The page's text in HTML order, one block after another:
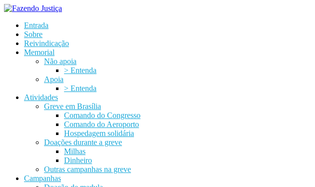
Entrada
Sobre
Reivindicação
Memorial
Não apoia
> Entenda
Apoia
> Entenda
Atividades
Greve em Brasília
Comando do Congresso
Comando do Aeroporto
Hospedagem solidária
Doações durante a greve
Milhas
Dinheiro
Outras campanhas na greve
Campanhas